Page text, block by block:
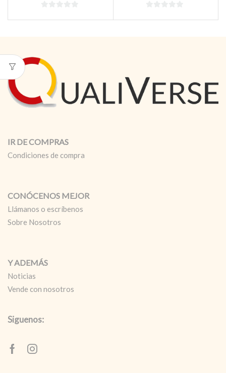
IR DE COMPRAS
Condiciones de compra
CONÓCENOS MEJOR
Llámanos o escríbenos
Sobre Nosotros
Y ADEMÁS
Noticias
Vende con nosotros
Siguenos:
FacebookInstagram